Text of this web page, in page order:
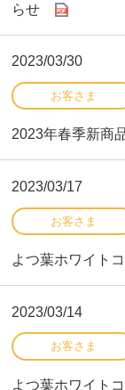
らせ
2023/03/30
2023年春季新商
2023/03/17
よつ葉ホワイト
2023/03/14
よつ葉ホワイト